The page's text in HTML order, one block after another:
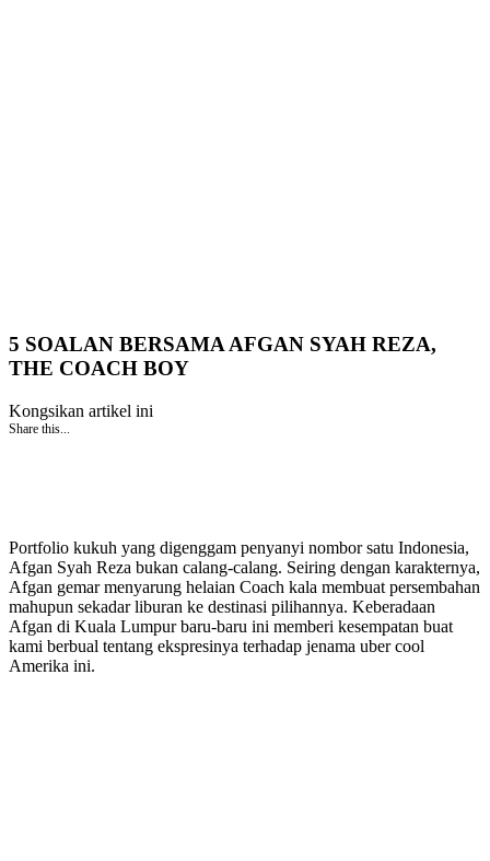
5 SOALAN BERSAMA AFGAN SYAH REZA,
THE COACH BOY
Kongsikan artikel ini
Share this...
Portfolio kukuh yang digenggam penyanyi nombor satu Indonesia,
Afgan Syah Reza bukan calang-calang. Seiring dengan karakternya,
Afgan gemar menyarung helaian Coach kala membuat persembahan
mahupun sekadar liburan ke destinasi pilihannya. Keberadaan
Afgan di Kuala Lumpur baru-baru ini memberi kesempatan buat
kami berbual tentang ekspresinya terhadap jenama uber cool
Amerika ini.